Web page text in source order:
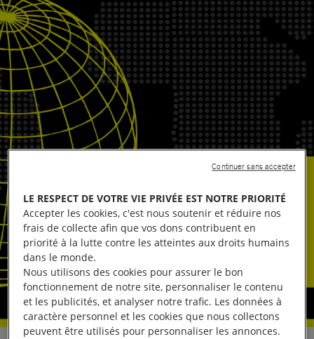
LE RESPECT DE VOTRE VIE PRIVÉE EST NOTRE PRIORITÉ
Accepter les cookies, c'est nous soutenir et réduire nos
frais de collecte afin que vos dons contribuent en
priorité à la lutte contre les atteintes aux droits humains
dans le monde.
Nous utilisons des cookies pour assurer le bon
fonctionnement de notre site, personnaliser le contenu
et les publicités, et analyser notre trafic. Les données à
caractère personnel et les cookies que nous collectons
peuvent être utilisés pour personnaliser les annonces.
Continuer sans accepter